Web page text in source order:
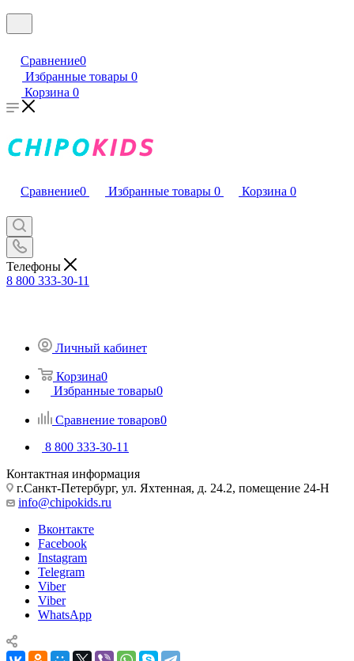
Сравнение0
Избранные товары 0
Корзина 0
Сравнение0 Избранные товары 0 Корзина 0
Телефоны
8 800 333-30-11
Личный кабинет
Корзина0
Избранные товары0
Сравнение товаров0
8 800 333-30-11
Контактная информация
г.Санкт-Петербург, ул. Яхтенная, д. 24.2, помещение 24-Н
info@chipokids.ru
Вконтакте
Facebook
Instagram
Telegram
Viber
Viber
WhatsApp